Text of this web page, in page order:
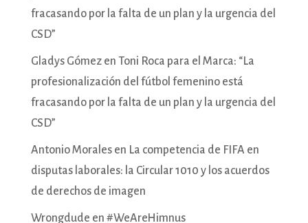
fracasando por la falta de un plan y la urgencia del
CSD”
Gladys Gómezen Toni Roca para el Marca: “La
profesionalización del fútbol femenino está
fracasando por la falta de un plan y la urgencia del
CSD”
Antonio Moralesen La competencia de FIFA en
disputas laborales: la Circular 1010 y los acuerdos
de derechos de imagen
Wrongdude en #WeAreHimnus